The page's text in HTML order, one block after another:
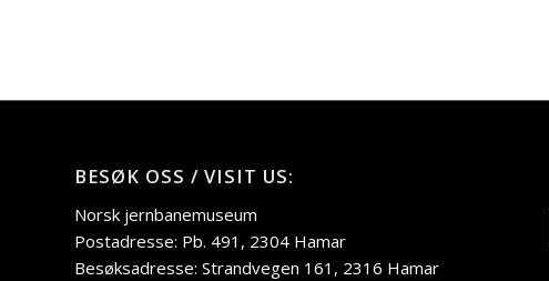
BESØK OSS / VISIT US:
Norsk jernbanemuseum
Postadresse: Pb. 491, 2304 Hamar
Besøksadresse: Strandvegen 161, 2316 Hamar